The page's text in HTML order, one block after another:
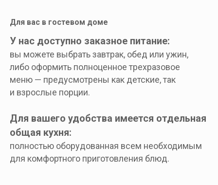
Для вас в гостевом доме
У нас доступно заказное питание:
вы можете выбрать завтрак, обед или ужин,
либо оформить полноценное трехразовое
меню — предусмотрены как детские, так
и взрослые порции.
Для вашего удобства имеется отдельная
общая кухня:
полностью оборудованная всем необходимым
для комфортного приготовления блюд.